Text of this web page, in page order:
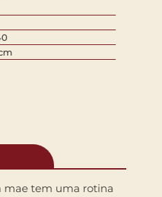
mae tem uma rotina